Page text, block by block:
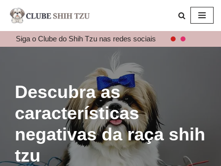
paraSiga o Clube do Shih Tzu nas redes sociais
Descubra as
características
negativas da raça shih
tzu